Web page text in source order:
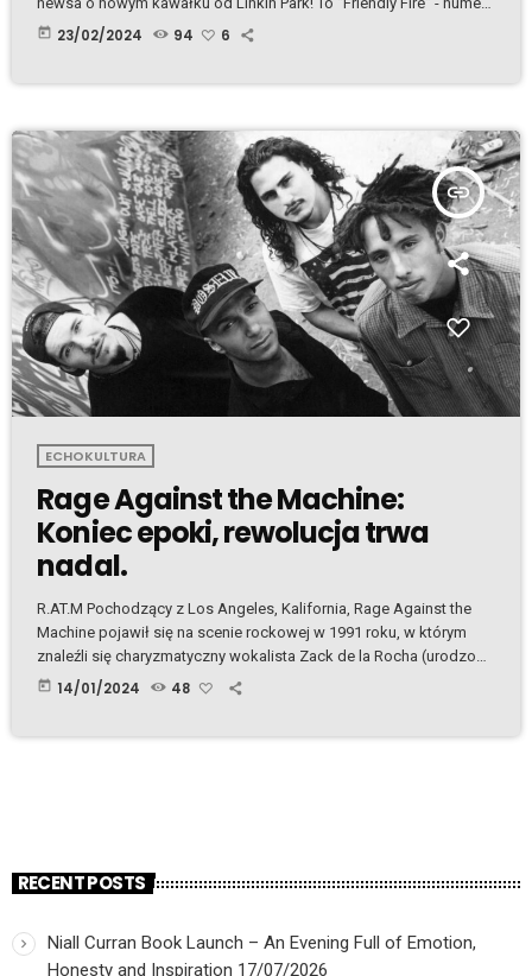
który wcześniej nie ujrzał światła dziennego, ale pojawi się na
today 23/02/2024 94 6
insert_link
ECHOKULTURA
Rage Against the Machine:
Koniec epoki, rewolucja trwa
nadal.
R.AT.M Pochodzący z Los Angeles, Kalifornia, Rage Against the
Machine pojawił się na scenie rockowej w 1991 roku, w którym
znaleźli się charyzmatyczny wokalista Zack de la Rocha (urodzony
12 stycznia 1970 roku w Long Beach, Kalifornia), wszechstronny
today 14/01/2024 48
RECENT POSTS
Niall Curran Book Launch – An Evening Full of Emotion,
Honesty and Inspiration 17/07/2026